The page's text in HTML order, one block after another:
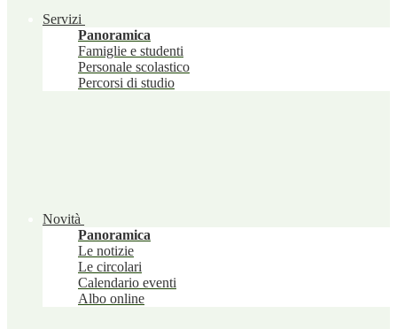
Servizi
Panoramica
Famiglie e studenti
Personale scolastico
Percorsi di studio
Novità
Panoramica
Le notizie
Le circolari
Calendario eventi
Albo online